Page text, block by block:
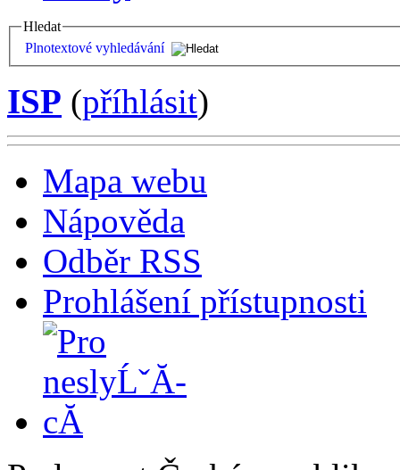
Hledat
Plnotextové vyhledávání
ISP (příhlásit)
Mapa webu
Nápověda
Odběr RSS
Prohlášení přístupnosti